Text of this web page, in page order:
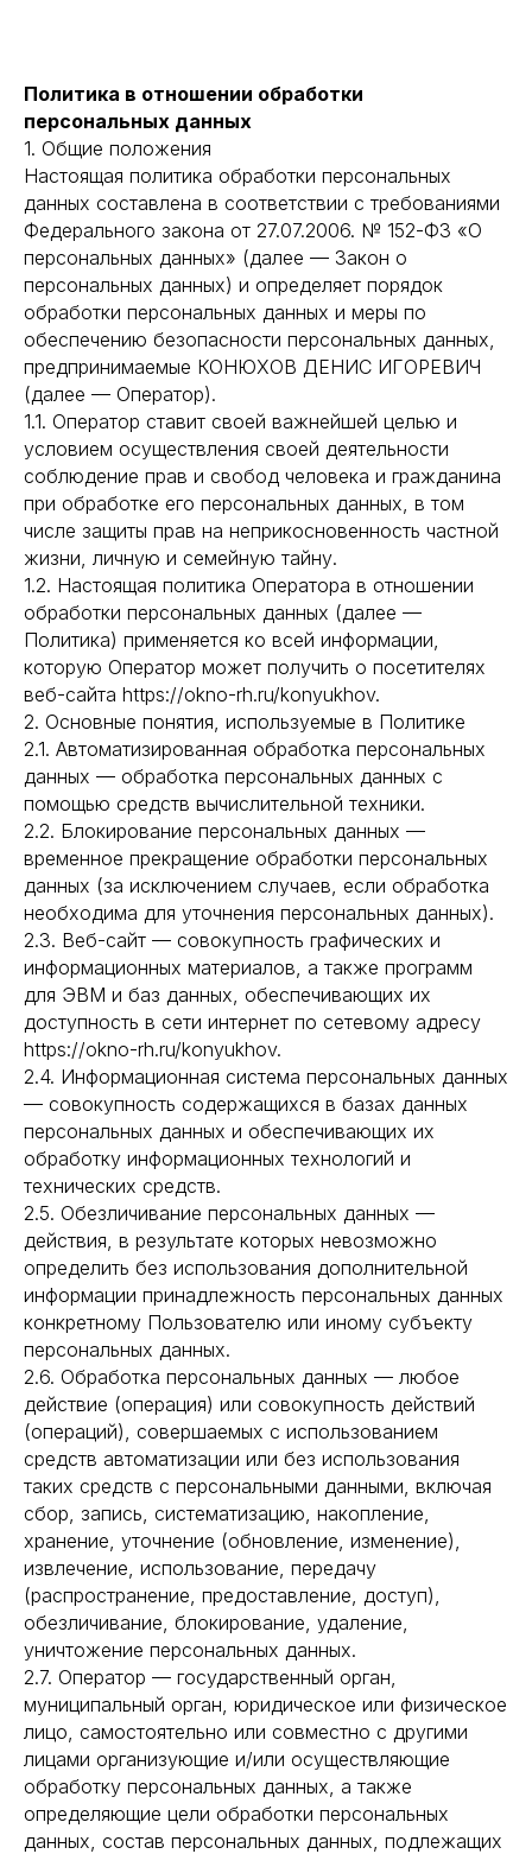
Политика в отношении обработки
персональных данных
1. Общие положения
Настоящая политика обработки персональных
данных составлена в соответствии с требованиями
Федерального закона от 27.07.2006. № 152-ФЗ «О
персональных данных» (далее — Закон о
персональных данных) и определяет порядок
обработки персональных данных и меры по
обеспечению безопасности персональных данных,
предпринимаемые КОНЮХОВ ДЕНИС ИГОРЕВИЧ
(далее — Оператор).
1.1. Оператор ставит своей важнейшей целью и
условием осуществления своей деятельности
соблюдение прав и свобод человека и гражданина
при обработке его персональных данных, в том
числе защиты прав на неприкосновенность частной
жизни, личную и семейную тайну.
1.2. Настоящая политика Оператора в отношении
обработки персональных данных (далее —
Политика) применяется ко всей информации,
которую Оператор может получить о посетителях
веб-сайта https://okno-rh.ru/konyukhov.
2. Основные понятия, используемые в Политике
2.1. Автоматизированная обработка персональных
данных — обработка персональных данных с
помощью средств вычислительной техники.
2.2. Блокирование персональных данных —
временное прекращение обработки персональных
данных (за исключением случаев, если обработка
необходима для уточнения персональных данных).
2.3. Веб-сайт — совокупность графических и
информационных материалов, а также программ
для ЭВМ и баз данных, обеспечивающих их
доступность в сети интернет по сетевому адресу
https://okno-rh.ru/konyukhov.
2.4. Информационная система персональных данных
— совокупность содержащихся в базах данных
персональных данных и обеспечивающих их
обработку информационных технологий и
технических средств.
2.5. Обезличивание персональных данных —
действия, в результате которых невозможно
определить без использования дополнительной
информации принадлежность персональных данных
конкретному Пользователю или иному субъекту
персональных данных.
2.6. Обработка персональных данных — любое
действие (операция) или совокупность действий
(операций), совершаемых с использованием
средств автоматизации или без использования
таких средств с персональными данными, включая
сбор, запись, систематизацию, накопление,
хранение, уточнение (обновление, изменение),
извлечение, использование, передачу
(распространение, предоставление, доступ),
обезличивание, блокирование, удаление,
уничтожение персональных данных.
2.7. Оператор — государственный орган,
муниципальный орган, юридическое или физическое
лицо, самостоятельно или совместно с другими
лицами организующие и/или осуществляющие
обработку персональных данных, а также
определяющие цели обработки персональных
данных, состав персональных данных, подлежащих